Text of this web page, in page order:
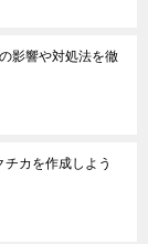
影響や対処法を徹
カを作成しよう